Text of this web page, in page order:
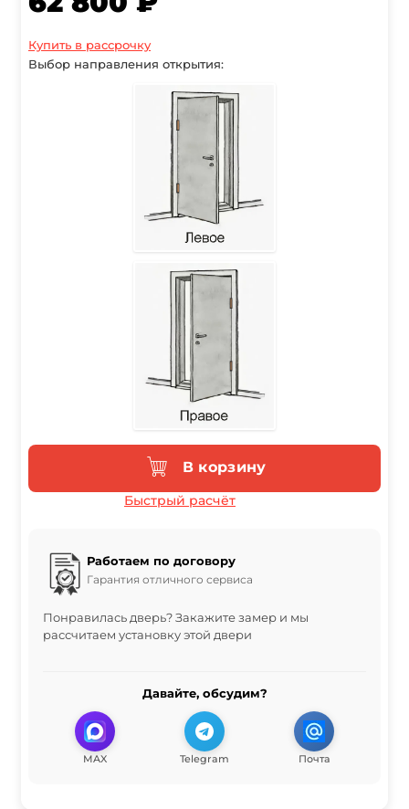
Купить в рассрочку
Выбор направления открытия:
В корзину
Быстрый расчёт
Работаем по договору
Гарантия отличного сервиса
Понравилась дверь? Закажите замер и мы
рассчитаем установку этой двери
Давайте, обсудим?
MAX Telegram Почта